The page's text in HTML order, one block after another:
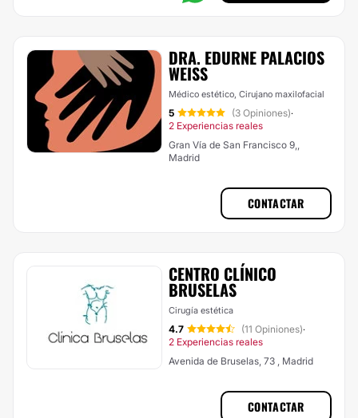
DRA. EDURNE PALACIOS
WEISS
Médico estético, Cirujano maxilofacial
5 (3 Opiniones)·
2 Experiencias reales
Gran Vía de San Francisco 9,,
Madrid
CONTACTAR
CENTRO CLÍNICO
BRUSELAS
Cirugía estética
4.7 (11 Opiniones)·
2 Experiencias reales
Avenida de Bruselas, 73 , Madrid
CONTACTAR